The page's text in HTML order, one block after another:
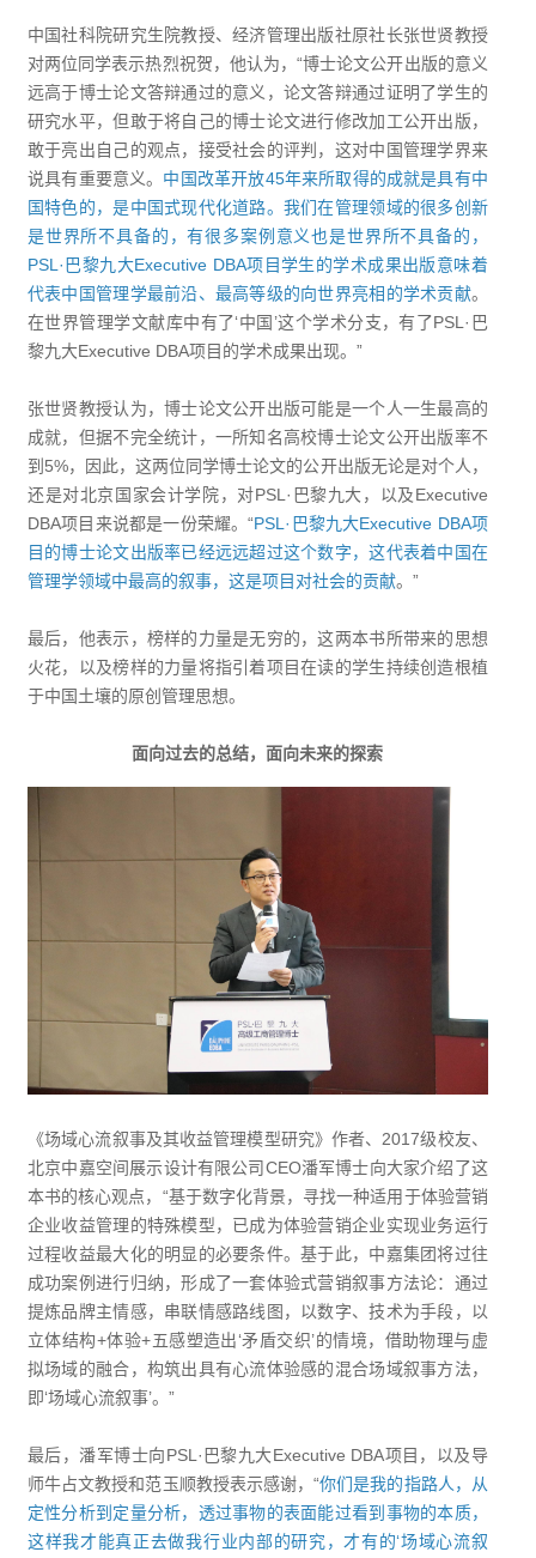
中国社科院研究生院教授、经济管理出版社原社长张世贤教授
对两位同学表示热烈祝贺，他认为，“博士论文公开出版的意义
远高于博士论文答辩通过的意义，论文答辩通过证明了学生的
研究水平，但敢于将自己的博士论文进行修改加工公开出版，
敢于亮出自己的观点，接受社会的评判，这对中国管理学界来
说具有重要意义。 中国改革开放45年来所取得的成就是具有中
国特色的，是中国式现代化道路。我们在管理领域的很多创新
是世界所不具备的，有很多案例意义也是世界所不具备的，
PSL·巴黎九大Executive DBA项目学生的学术成果出版意味着
代表中国管理学最前沿、最高等级的向世界亮相的学术贡献。
在世界管理学文献库中有了‘中国’这个学术分支，有了PSL·巴
黎九大Executive DBA项目的学术成果出现。”
张世贤教授认为，博士论文公开出版可能是一个人一生最高的
成就，但据不完全统计，一所知名高校博士论文公开出版率不
到5%，因此，这两位同学博士论文的公开出版无论是对个人，
还是对北京国家会计学院，对PSL·巴黎九大，以及Executive
DBA项目来说都是一份荣耀。“PSL·巴黎九大Executive DBA项
目的博士论文出版率已经远远超过这个数字，这代表着中国在
管理学领域中最高的叙事，这是项目对社会的贡献。”
最后，他表示，榜样的力量是无穷的，这两本书所带来的思想
火花，以及榜样的力量将指引着项目在读的学生持续创造根植
于中国土壤的原创管理思想。
面向过去的总结，面向未来的探索
《场域心流叙事及其收益管理模型研究》作者、2017级校友、
北京中嘉空间展示设计有限公司CEO潘军博士向大家介绍了这
本书的核心观点，“基于数字化背景，寻找一种适用于体验营销
企业收益管理的特殊模型，已成为体验营销企业实现业务运行
过程收益最大化的明显的必要条件。基于此，中嘉集团将过往
成功案例进行归纳，形成了一套体验式营销叙事方法论：通过
提炼品牌主情感，串联情感路线图，以数字、技术为手段，以
立体结构+体验+五感塑造出‘矛盾交织’的情境，借助物理与虚
拟场域的融合，构筑出具有心流体验感的混合场域叙事方法，
即‘场域心流叙事’。”
最后，潘军博士向PSL·巴黎九大Executive DBA项目，以及导
师牛占文教授和范玉顺教授表示感谢，“你们是我的指路人，从
定性分析到定量分析，透过事物的表面能过看到事物的本质，
这样我才能真正去做我行业内部的研究，才有的‘场域心流叙